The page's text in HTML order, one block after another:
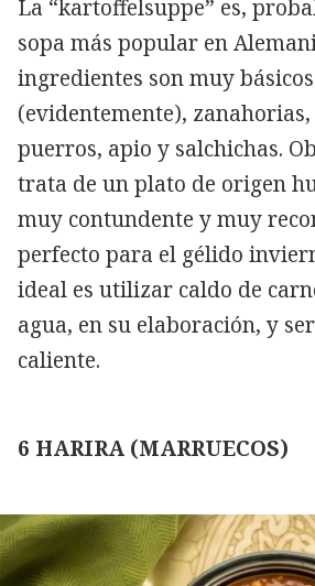
La “kartoffelsuppe” es,
sopa más popular en
ingredientes son muy
(evidentemente), zanahorias,
puerros, apio y salchichas.
trata de un plato de origen
muy contundente y muy
perfecto para el gélido
ideal es utilizar caldo de
agua, en su elaboración, y
caliente.
6 HARIRA (MARRUECOS)